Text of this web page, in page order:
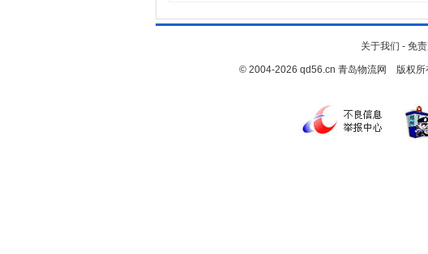
关于我们 - 免
© 2004-2026 qd56.cn 青岛物流网 版权所